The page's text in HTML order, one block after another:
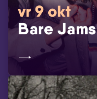
vr 9 okt
Bare Jams